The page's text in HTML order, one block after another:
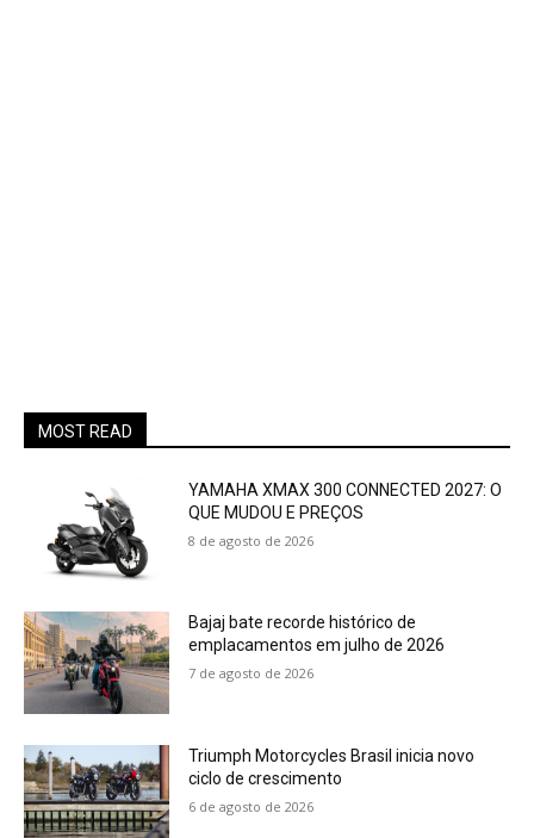
MOST READ
YAMAHA XMAX 300 CONNECTED 2027: O
QUE MUDOU E PREÇOS
8 de agosto de 2026
Bajaj bate recorde histórico de
emplacamentos em julho de 2026
7 de agosto de 2026
Triumph Motorcycles Brasil inicia novo
ciclo de crescimento
6 de agosto de 2026